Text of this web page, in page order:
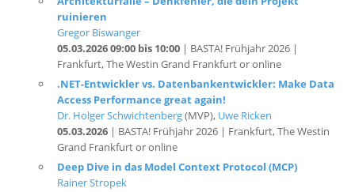
05.03.2026 09:00 bis 10:00
Frankfurt, The Westin Grand Frankfurt or online
.NET-Entwickler vs. Datenbankentwickler: Make Data
Access Performance great again!
Dr. Holger Schwichtenberg(MVP),Uwe Ricken
05.03.2026| BASTA! Frühjahr 2026 | Frankfurt, The Westin
Grand Frankfurt or online
Deep Dive in das Model Context Protocol (MCP)
Rainer Stropek
04.03.2026 17:00 bis 18:00| BASTA! Frühjahr 2026 |
Frankfurt, The Westin Grand Frankfurt or online